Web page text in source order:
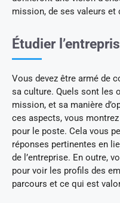
mission, de ses valeurs et
Étudier
Vous devez être armé de
sa culture. Quels sont les
mission, et sa manière
ces aspects, vous
pour le poste. Cela vous
réponses pertinentes en
de l’entreprise. En outre,
pour voir les profils des
parcours et ce qui est